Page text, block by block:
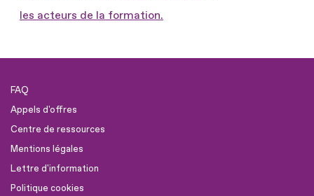
les acteurs de la formation.
FAQ
Appels d'offres
Centre de ressources
Mentions légales
Lettre d'information
Politique cookies